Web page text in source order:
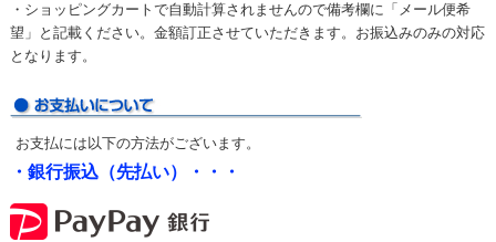
・ショッピングカートで自動計算されませんので備考欄に「メール便希
望」と記載ください。金額訂正させていただきます。お振込みのみの対応
となります。
お支払には以下の方法がございます。
・銀行振込（先払い）・・・